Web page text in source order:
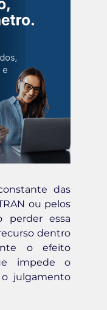
das
ou pelos
perder essa
dentro
o efeito
impede o
julgamento